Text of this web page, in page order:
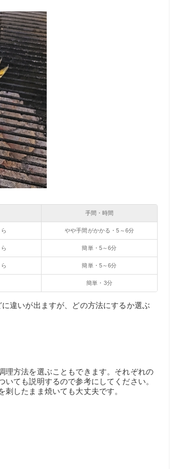
手間・時間
やや手間がかかる・5～6分
簡単・5～6分
簡単・5～6分
簡単・3分
違いが出ますが、どの方法にするか選ぶ
理方法を選ぶこともできます。それぞれの
ても説明するので参考にしてください。
したまま焼いても大丈夫です。